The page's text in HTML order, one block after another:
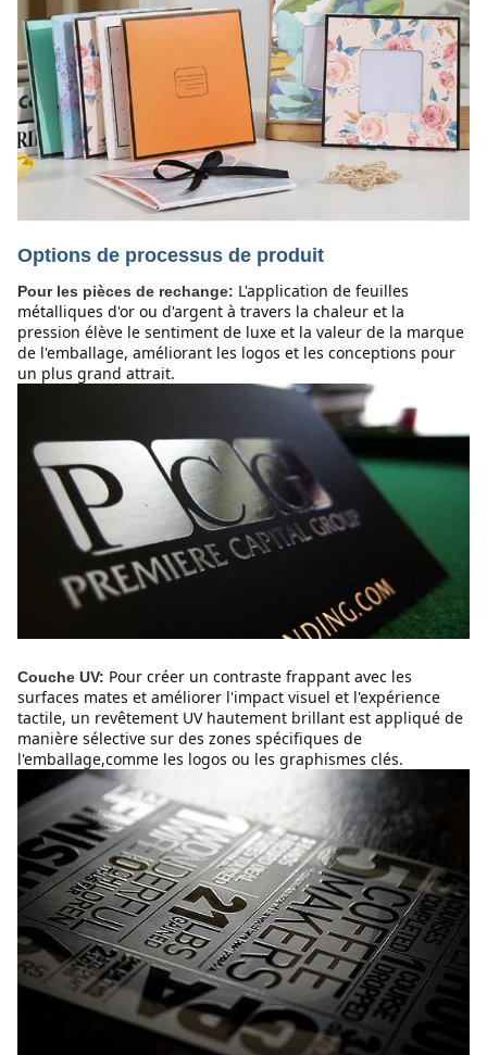
Options de processus de produit
Pour les pièces de rechange: L'application de feuilles
métalliques d'or ou d'argent à travers la chaleur et la
pression élève le sentiment de luxe et la valeur de la marque
de l'emballage, améliorant les logos et les conceptions pour
un plus grand attrait.
Couche UV: Pour créer un contraste frappant avec les
surfaces mates et améliorer l'impact visuel et l'expérience
tactile, un revêtement UV hautement brillant est appliqué de
manière sélective sur des zones spécifiques de
l'emballage,comme les logos ou les graphismes clés.